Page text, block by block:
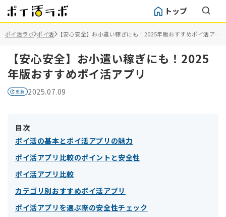
トップ
ポイ活ラボ ポイ活 【安心安全】お小遣い稼ぎにも！2025年版おすすめポイ活アプ
リ
【安心安全】お小遣い稼ぎにも！2025
年版おすすめポイ活アプリ
2025.07.09
目次
ポイ活の基本とポイ活アプリの魅力
ポイ活アプリ比較のポイントと安全性
ポイ活アプリ比較
カテゴリ別おすすめポイ活アプリ
ポイ活アプリを選ぶ際の安全性チェック